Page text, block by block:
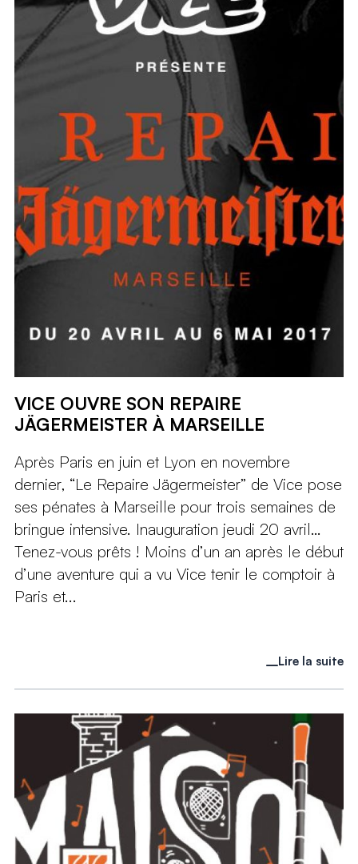
VICE OUVRE SON REPAIRE
JÄGERMEISTER À MARSEILLE
Après Paris en juin et Lyon en novembre
dernier, “Le Repaire Jägermeister” de Vice pose
ses pénates à Marseille pour trois semaines de
bringue intensive. Inauguration jeudi 20 avril…
Tenez-vous prêts ! Moins d’un an après le début
d’une aventure qui a vu Vice tenir le comptoir à
Paris et...
Lire la suite